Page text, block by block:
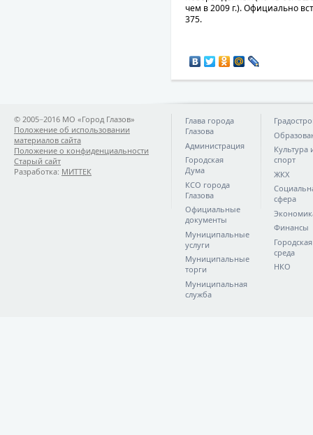
чем в 2009 г.). Официально
375.
© 2005−2016 МО «Город Глазов»
Положение об использовании
материалов сайта
Положение о конфиденциальности
Старый сайт
Разработка: МИТТЕК
Глава города
Глазова
Администрация
Городская
Дума
КСО города
Глазова
Официальные
документы
Муниципальные
услуги
Муниципальные
торги
Муниципальная
служба
Культура
спорт
ЖКХ
сфера
Финансы
Городская
среда
НКО